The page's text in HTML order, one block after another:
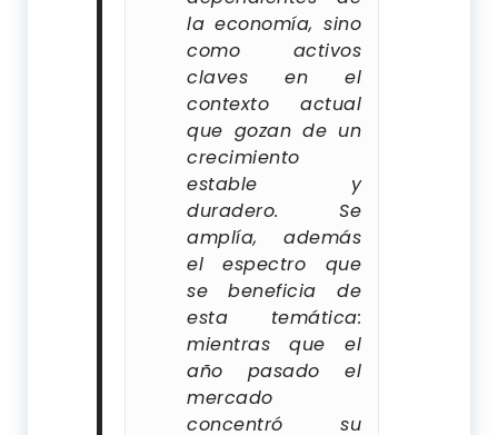
la economía, sino
como activos
claves en el
contexto actual
que gozan de un
crecimiento
estable y
duradero. Se
amplía, además
el espectro que
se beneficia de
esta temática:
mientras que el
año pasado el
mercado
concentró su